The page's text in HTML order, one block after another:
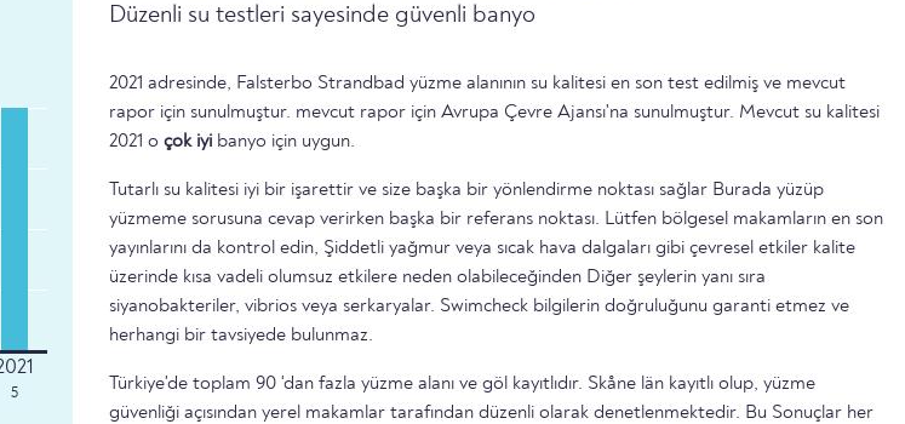
5
Düzenli su testleri sayesinde güvenli banyo
2021 adresinde, Falsterbo Strandbad yüzme alanının su kalitesi en son test edilmiş ve mevcut
rapor için sunulmuştur. mevcut rapor için Avrupa Çevre Ajansı'na sunulmuştur. Mevcut su kalitesi
2021 o çok iyi banyo için uygun.
Tutarlı su kalitesi iyi bir işarettir ve size başka bir yönlendirme noktası sağlar Burada yüzüp
yüzmeme sorusuna cevap verirken başka bir referans noktası. Lütfen bölgesel makamların en son
yayınlarını da kontrol edin, Şiddetli yağmur veya sıcak hava dalgaları gibi çevresel etkiler kalite
üzerinde kısa vadeli olumsuz etkilere neden olabileceğinden Diğer şeylerin yanı sıra
siyanobakteriler, vibrios veya serkaryalar. Swimcheck bilgilerin doğruluğunu garanti etmez ve
herhangi bir tavsiyede bulunmaz.
Türkiye'de toplam 90 'dan fazla yüzme alanı ve göl kayıtlıdır. Skåne län kayıtlı olup, yüzme
güvenliği açısından yerel makamlar tarafından düzenli olarak denetlenmektedir. Bu Sonuçlar her